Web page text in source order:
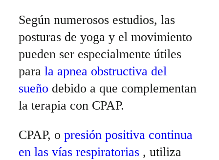
Según numerosos estudios, las
posturas de yoga y el movimiento
pueden ser especialmente útiles
parala apnea obstructiva del
sueño debido a que complementan
la terapia con CPAP.
CPAP, opresión positiva continua
en las vías respiratorias , utiliza